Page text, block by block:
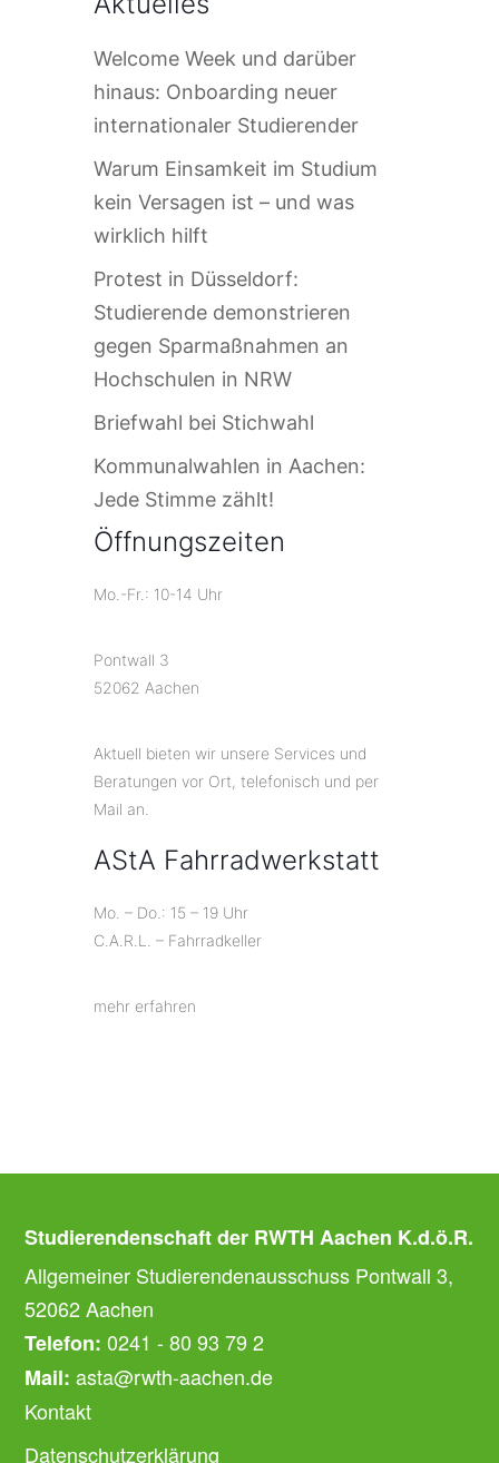
Welcome Week und darüber
hinaus: Onboarding neuer
internationaler Studierender
Warum Einsamkeit im Studium
kein Versagen ist – und was
wirklich hilft
Protest in Düsseldorf:
Studierende demonstrieren
gegen Sparmaßnahmen an
Hochschulen in NRW
Briefwahl bei Stichwahl
Kommunalwahlen in Aachen:
Jede Stimme zählt!
Öffnungszeiten
Mo.-Fr.: 10-14 Uhr
Pontwall 3
52062 Aachen
Aktuell bieten wir unsere Services und
Beratungen vor Ort, telefonisch und per
Mail an.
AStA Fahrradwerkstatt
Mo. – Do.: 15 – 19 Uhr
C.A.R.L. – Fahrradkeller
mehr erfahren
Studierendenschaft der RWTH Aachen K.d.ö.R.
Allgemeiner Studierendenausschuss Pontwall 3,
52062 Aachen
Telefon: 0241 - 80 93 79 2
Mail: asta@rwth-aachen.de
Kontakt
Datenschutzerklärung